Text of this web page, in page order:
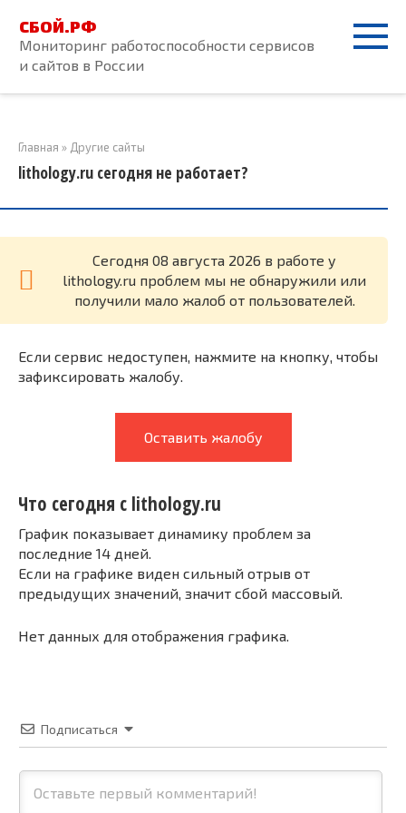
контенту
СБОЙ.РФ
Мониторинг работоспособности сервисов
и сайтов в России
Главная » Другие сайты
lithology.ru сегодня не работает?
Cегодня 08 августа 2026 в работе у
lithology.ru проблем мы не обнаружили или
получили мало жалоб от пользователей.
Если сервис недоступен, нажмите на кнопку, чтобы
зафиксировать жалобу.
Оставить жалобу
Что сегодня с lithology.ru
График показывает динамику проблем за
последние 14 дней.
Если на графике виден сильный отрыв от
предыдущих значений, значит сбой массовый.
Нет данных для отображения графика.
Подписаться